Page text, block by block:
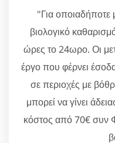
"Για
βιολογικό
ώρες το 24ωρο. Οι
έργο που φέρνει
σε περιοχές με
μπορεί να γίνει
κόστος από 70€ συν